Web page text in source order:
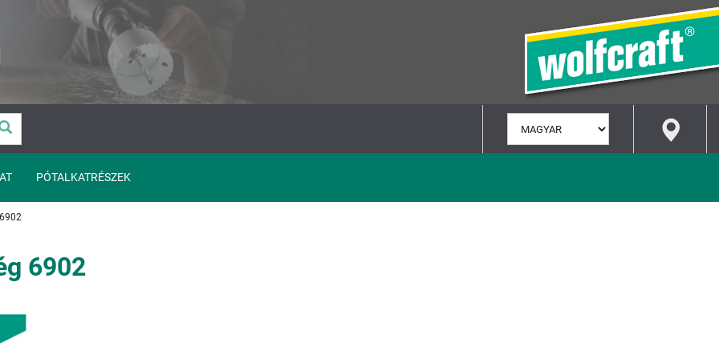
KIVÁLASZTÁSA
PÓTALKATRÉSZEK
6902
6902